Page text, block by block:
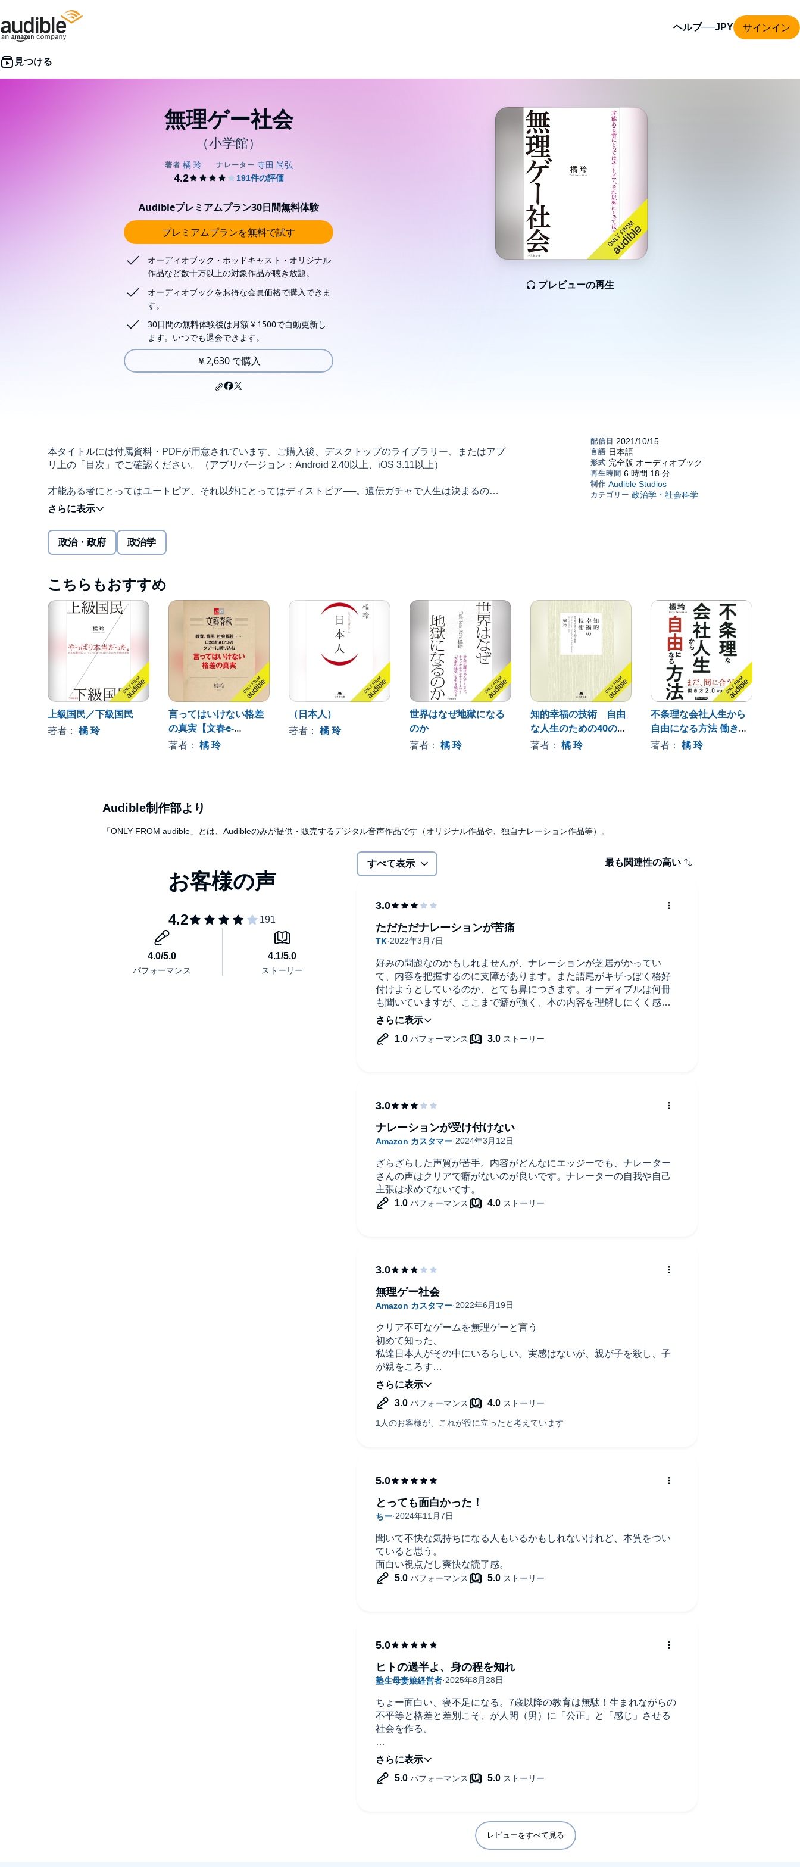
ヘルプ サインイン
無理ゲー社会
（小学館）
プレビューの再生
Audibleプレミアムプラン30日間無料体験
プレミアムプランを無料で試す
オーディオブック・ポッドキャスト・オリジナル
作品など数十万以上の対象作品が聴き放題。
オーディオブックをお得な会員価格で購入できま
す。
30日間の無料体験後は月額￥1500で自動更新し
ます。いつでも退会できます。
￥2,630 で購入
本タイトルには付属資料・PDFが用意されています。ご購入後、デスクトップのライブラリー、またはアプ
リ上の「目次」でご確認ください。（アプリバージョン：Android 2.40以上、iOS 3.11以上）
才能ある者にとってはユートピア、それ以外にとってはディストピア──。遺伝ガチャで人生は決まるの
か？ ベストセラー作家が知能格差のタブーに踏み込み、リベラルな社会の「残酷な構造」を解き明かす衝
撃作。
©2021 Akira Tachibana (P)2021 Audible, Inc.
政治・政府 政治学
こちらもおすすめ
上級国民／下級国民
著者： 橘 玲
言ってはいけない格差
の真実【文春e-
Books】
著者： 橘 玲
（日本人）
著者：橘 玲
世界はなぜ地獄になる
のか
著者： 橘 玲
知的幸福の技術 自由
な人生のための40の物
語
著者： 橘 玲
不条理な会社人生から
自由になる方法 働き方
2.0vs4.0
著者：橘 玲
Audible制作部より
「ONLY FROM audible」とは、Audibleのみが提供・販売するデジタル音声作品です（オリジナル作品や、独自ナレーション作品等）。
すべて表示 最も関連性の高い
好みの問題なのかもしれませんが、ナレーションが芝居がかってい
て、内容を把握するのに支障があります。また語尾がキザっぽく格好
付けようとしているのか、とても鼻につきます。オーディブルは何冊
も聞いていますが、ここまで癖が強く、本の内容を理解しにくく感じ
るのは初めてです。
本書にご興味がある方は、書籍をお読みになることをおすすめしま
ただただナレーションが苦痛
ざらざらした声質が苦手。内容がどんなにエッジーでも、ナレーター
さんの声はクリアで癖がないのが良いです。ナレーターの自我や自己
主張は求めてないです。
ナレーションが受け付けない
クリア不可なゲームを無理ゲーと言う
初めて知った、
私達日本人がその中にいるらしい。実感はないが、親が子を殺し、子
が親をころす
道連れ自殺、など、嫌な事件が起こるたび
今この国に何が起こっているのだろう
と嫌な気持ちになる。
この国に、生まれてしまい、未曾有の超高齢者をささえ、自分も100年
無理ゲー社会
聞いて不快な気持ちになる人もいるかもしれないけれど、本質をつい
ていると思う。
面白い視点だし爽快な読了感。
とっても面白かった！
ちょー面白い、寝不足になる。7歳以降の教育は無駄！生まれながらの
不平等と格差と差別こそ、が人間（男）に「公正」と「感じ」させる
社会を作る。
「公正」社会とは教育格差、男女差別、性的少数派、外国人を排斥し
て、やっと成り立つ？！そして
「公正」は「平等」ではないことに注目‼️
文学・社会学・法学的・未来科学的出典を積み上げた、知的な男の本
ヒトの過半よ、身の程を知れ
レビューをすべて見る